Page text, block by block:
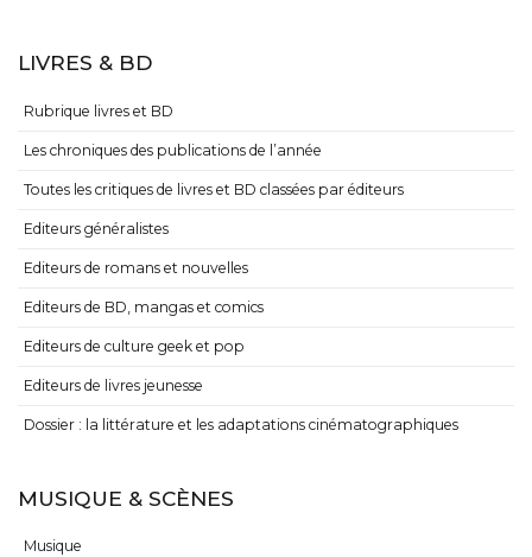
LIVRES & BD
Rubrique livres et BD
Les chroniques des publications de l’année
Toutes les critiques de livres et BD classées par éditeurs
Editeurs généralistes
Editeurs de romans et nouvelles
Editeurs de BD, mangas et comics
Editeurs de culture geek et pop
Editeurs de livres jeunesse
Dossier : la littérature et les adaptations cinématographiques
MUSIQUE & SCÈNES
Musique